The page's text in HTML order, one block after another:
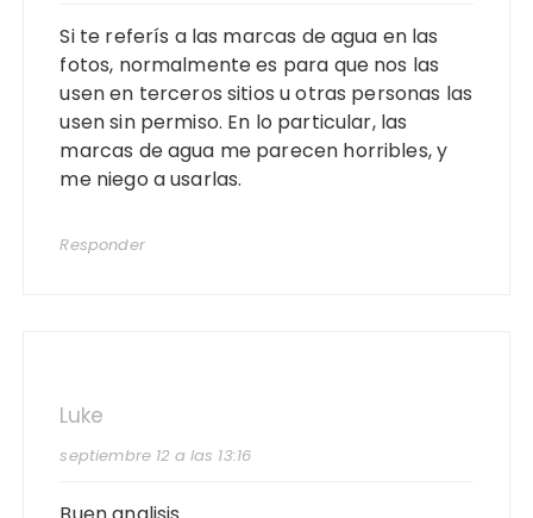
Si te referís a las marcas de agua en las
fotos, normalmente es para que nos las
usen en terceros sitios u otras personas las
usen sin permiso. En lo particular, las
marcas de agua me parecen horribles, y
me niego a usarlas.
Responder
Luke
septiembre 12 a las 13:16